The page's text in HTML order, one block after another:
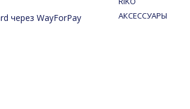
АКСЕССУАРЫ